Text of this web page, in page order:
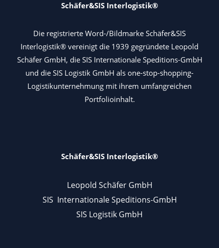
Schäfer&SIS Interlogistik®
Die registrierte Word-/Bildmarke Schäfer&SIS
Interlogistik® vereinigt die 1939 gegründete Leopold
Schäfer GmbH, die SIS Internationale Speditions-GmbH
und die SIS Logistik GmbH als one-stop-shopping-
Logistikunternehmung mit ihrem umfangreichen
Portfolioinhalt.
Schäfer&SIS Interlogistik®
Leopold Schäfer GmbH
SIS Internationale Speditions-GmbH
SIS Logistik GmbH